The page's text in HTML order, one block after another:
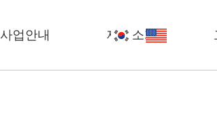
사업안내 제품소개